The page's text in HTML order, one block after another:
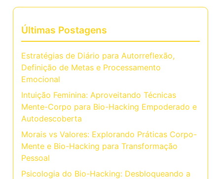
Últimas Postagens
Estratégias de Diário para Autorreflexão,
Definição de Metas e Processamento
Emocional
Intuição Feminina: Aproveitando Técnicas
Mente-Corpo para Bio-Hacking Empoderado e
Autodescoberta
Morais vs Valores: Explorando Práticas Corpo-
Mente e Bio-Hacking para Transformação
Pessoal
Psicologia do Bio-Hacking: Desbloqueando a